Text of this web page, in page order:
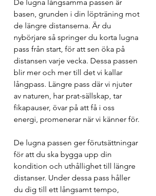
De lugna långsamma passen är
basen, grunden i din löpträning mot
de längre distanserna. Är du
nybörjare så springer du korta lugna
pass från start, för att sen öka på
distansen varje vecka. Dessa passen
blir mer och mer till det vi kallar
långpass. Längre pass där vi njuter
av naturen, har prat-sällskap, tar
fikapauser, övar på att få i oss
energi, promenerar när vi känner för.
De lugna passen ger förutsättningar
för att du ska bygga upp din
kondition och uthållighet till längre
distanser. Under dessa pass håller
du dig till ett långsamt tempo,